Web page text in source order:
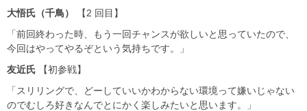
大悟氏（千鳥）
【2 回目】
「前回終わった時、もう一回チャンスが欲しいと思っていたので、
今回はやってやるぞという気持ちです。」
友近氏 【初参戦】
「スリリングで、どーしていいかわからない環境って嫌いじゃない
のでむしろ好きなんでとにかく楽しみたいと思います。」